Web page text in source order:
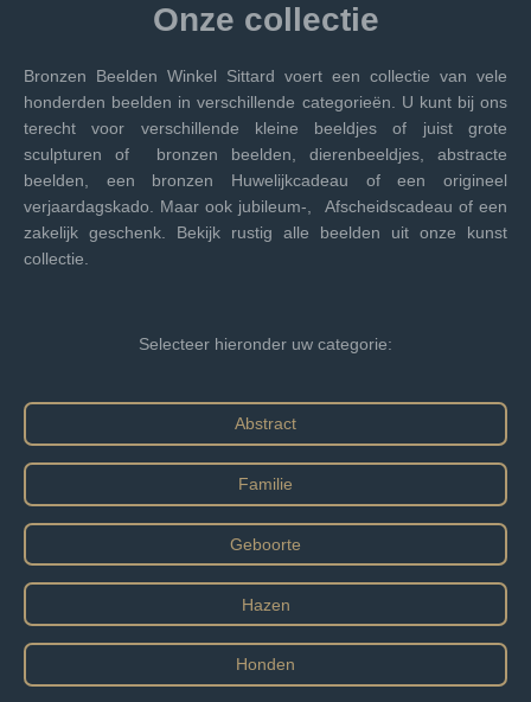
Onze collectie
Bronzen Beelden Winkel Sittard voert een collectie van vele
honderden beelden in verschillende categorieën. U kunt bij ons
terecht voor verschillende kleine beeldjes of juist grote
sculpturen of bronzen beelden, dierenbeeldjes, abstracte
beelden, een bronzen Huwelijkcadeau of een origineel
verjaardagskado. Maar ook jubileum-, Afscheidscadeau of een
zakelijk geschenk. Bekijk rustig alle beelden uit onze kunst
collectie.
Selecteer hieronder uw categorie:
Abstract
Familie
Geboorte
Hazen
Honden